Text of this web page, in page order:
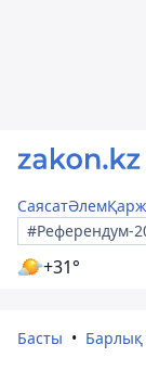
СаясатӘлем
#Референдум-
+31°
Басты